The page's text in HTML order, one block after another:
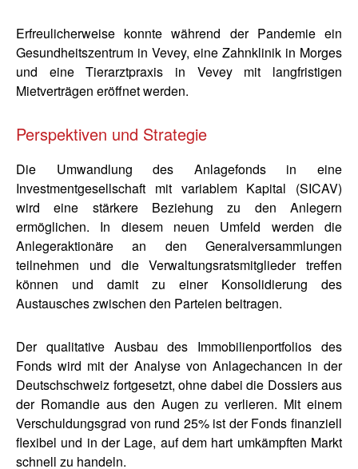
Erfreulicherweise konnte während der Pandemie ein
Gesundheitszentrum in Vevey, eine Zahnklinik in Morges
und eine Tierarztpraxis in Vevey mit langfristigen
Mietverträgen eröffnet werden.
Perspektiven und Strategie
Die Umwandlung des Anlagefonds in eine
Investmentgesellschaft mit variablem Kapital (SICAV)
wird eine stärkere Beziehung zu den Anlegern
ermöglichen. In diesem neuen Umfeld werden die
Anlegeraktionäre an den Generalversammlungen
teilnehmen und die Verwaltungsratsmitglieder treffen
können und damit zu einer Konsolidierung des
Austausches zwischen den Parteien beitragen.
Der qualitative Ausbau des Immobilienportfolios des
Fonds wird mit der Analyse von Anlagechancen in der
Deutschschweiz fortgesetzt, ohne dabei die Dossiers aus
der Romandie aus den Augen zu verlieren. Mit einem
Verschuldungsgrad von rund 25% ist der Fonds finanziell
flexibel und in der Lage, auf dem hart umkämpften Markt
schnell zu handeln.